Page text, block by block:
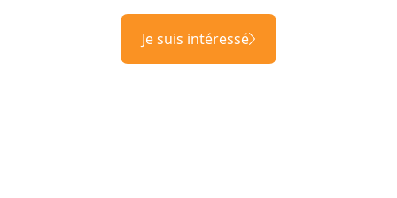
Je suis intéressé